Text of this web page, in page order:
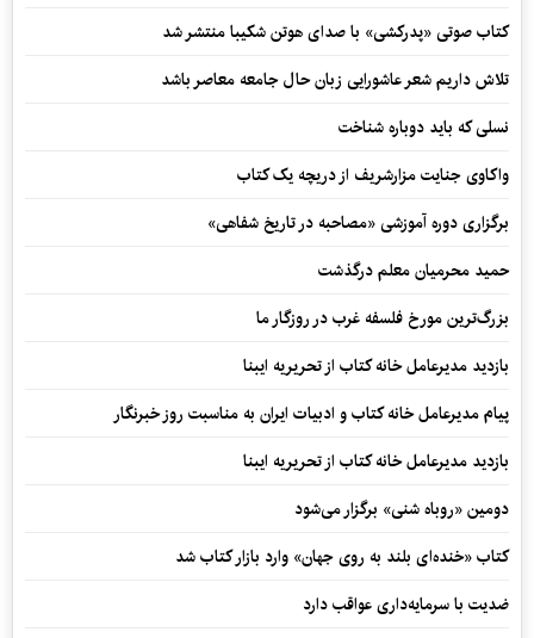
کتاب صوتی «پدرکشی» با صدای هوتن شکیبا منتشر شد
تلاش داریم شعر عاشورایی زبان حال جامعه معاصر باشد
نسلی که باید دوباره شناخت
واکاوی جنایت مزارشریف از دریچه یک کتاب
برگزاری دوره آموزشی «مصاحبه در تاریخ شفاهی»
حمید محرمیان معلم درگذشت
بزرگ‌ترین مورخ فلسفه غرب در روزگار ما
بازدید مدیرعامل خانه کتاب از تحریریه ایبنا
پیام مدیرعامل خانه کتاب و ادبیات ایران به مناسبت روز خبرنگار
بازدید مدیرعامل خانه کتاب از تحریریه ایبنا
دومین «روباه شنی» برگزار می‌شود
کتاب «خنده‌ای بلند به روی جهان» وارد بازار کتاب شد
ضدیت با سرمایه‌داری عواقب دارد